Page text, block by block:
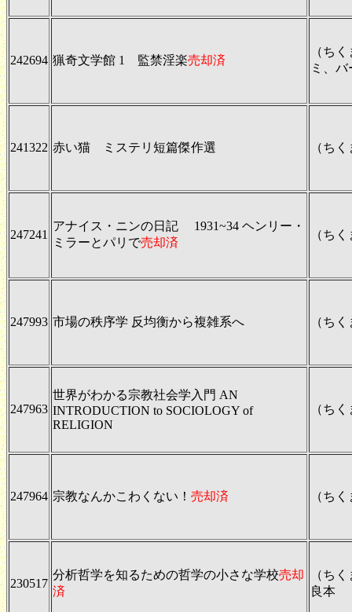
242694 猟奇文学館 1 監禁淫楽売却済
（ち
ミ、
241322 赤い猫 ミステリ短篇傑作選 （ち
247241
アナイス・ニンの日記 1931~34 ヘンリー・
ミラーとパリで売却済
（ち
247993 市場の秩序学 反均衡から複雑系へ （ち
247963
世界がわかる宗教社会学入門 AN
INTRODUCTION to SOCIOLOGY of
RELIGION
（ち
247964 宗教なんかこわくない！ 売却済 （ち
230517
分析哲学を知るための哲学の小さな学校売却
済
（ち
良本